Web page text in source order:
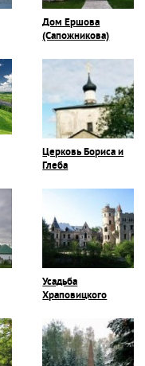
Дом Ершова
(Сапожникова)
Церковь Бориса и
Глеба
Усадьба
Храповицкого